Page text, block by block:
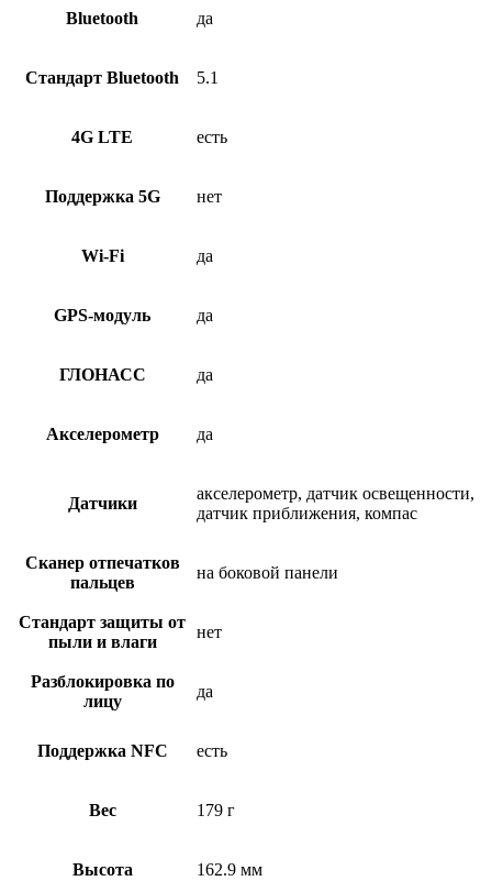
Bluetooth да
Стандарт Bluetooth 5.1
4G LTE есть
Поддержка 5G нет
Wi-Fi да
GPS-модуль да
ГЛОНАСС да
Акселерометр да
Датчики
акселерометр, датчик освещенности,
датчик приближения, компас
Сканер отпечатков
пальцев
на боковой панели
Стандарт защиты от
пыли и влаги
нет
Разблокировка по
лицу
да
Поддержка NFC есть
Вес 179 г
Высота 162.9 мм